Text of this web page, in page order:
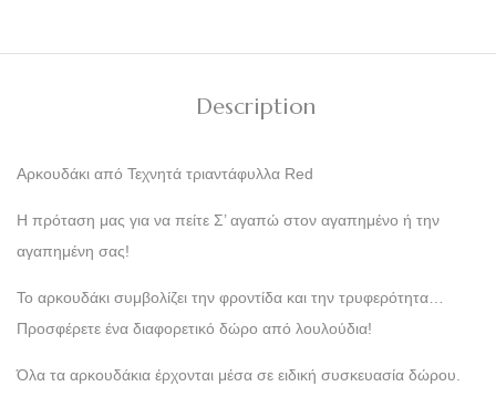
Description
Αρκουδάκι από Τεχνητά τριαντάφυλλα Red
Η πρόταση μας για να πείτε Σ’ αγαπώ στον αγαπημένο ή την
αγαπημένη σας!
Το αρκουδάκι συμβολίζει την φροντίδα και την τρυφερότητα…
Προσφέρετε ένα διαφορετικό δώρο από λουλούδια!
Όλα τα αρκουδάκια έρχονται μέσα σε ειδική συσκευασία δώρου.